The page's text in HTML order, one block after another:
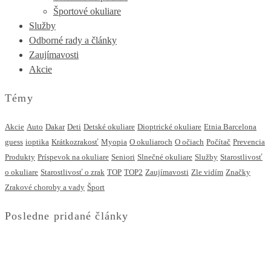
Športové okuliare
Služby
Odborné rady a články
Zaujímavosti
Akcie
Témy
Akcie Auto Dakar Deti Detské okuliare Dioptrické okuliare Etnia Barcelona
guess ioptika Krátkozrakosť Myopia O okuliaroch O očiach Počítač Prevencia
Produkty Príspevok na okuliare Seniori Slnečné okuliare Služby Starostlivosť
o okuliare Starostlivosť o zrak TOP TOP2 Zaujímavosti Zle vidím Značky
Zrakové choroby a vady Šport
Posledne pridané články